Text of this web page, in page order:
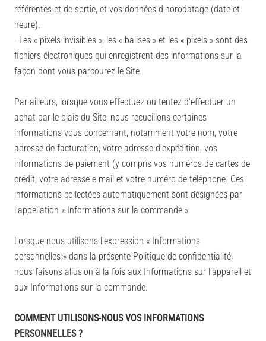
référentes et de sortie, et vos données d'horodatage (date et
heure).
- Les « pixels invisibles », les « balises » et les « pixels » sont des
fichiers électroniques qui enregistrent des informations sur la
façon dont vous parcourez le Site.
Par ailleurs, lorsque vous effectuez ou tentez d'effectuer un
achat par le biais du Site, nous recueillons certaines
informations vous concernant, notamment votre nom, votre
adresse de facturation, votre adresse d'expédition, vos
informations de paiement (y compris vos numéros de cartes de
crédit, votre adresse e-mail et votre numéro de téléphone. Ces
informations collectées automatiquement sont désignées par
l’appellation « Informations sur la commande ».
Lorsque nous utilisons l'expression « Informations
personnelles » dans la présente Politique de confidentialité,
nous faisons allusion à la fois aux Informations sur l'appareil et
aux Informations sur la commande.
COMMENT UTILISONS-NOUS VOS INFORMATIONS
PERSONNELLES ?